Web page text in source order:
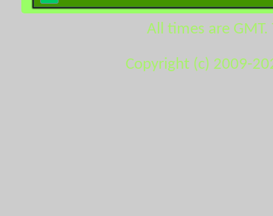
All times are
Copyright (c) 2009-